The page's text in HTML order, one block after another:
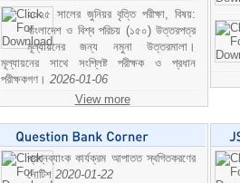
২০২৫ সালের জুনিয়র বৃত্তি পরীক্ষা, বিষয়:
বাংলাদেশ ও বিশ্ব পরিচয় (১৫০) উত্তরপত্র
মূল্যায়নের জন্য নমুনা উত্তরমালা।
মূল্যায়নের সাথে সংশ্লিষ্ট পরীক্ষক ও প্রধান
পরীক্ষকগণ। 2026-01-06
View more
প্রশ্নব্যাংক কার্যক্রম আপাতত স্থগিতকরণের
নোটিশ 2020-01-22